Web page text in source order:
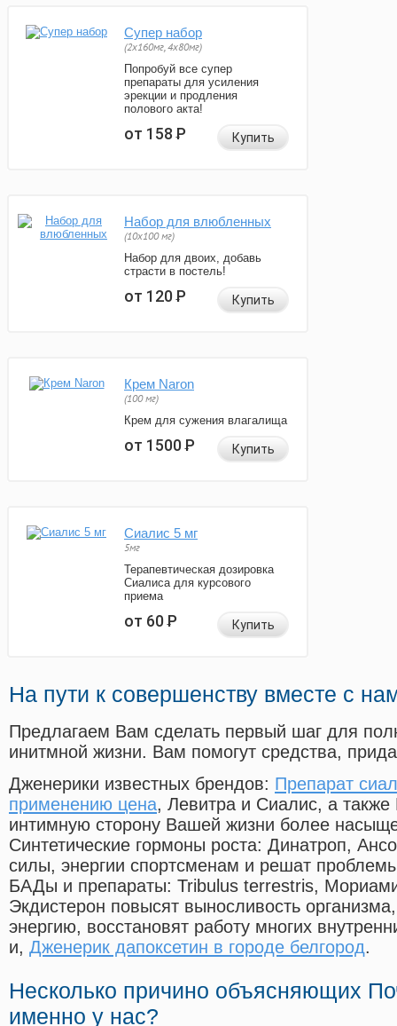
Супер набор
(2х160мг, 4х80мг)
Попробуй все супер
препараты для усиления
эрекции и продления
полового акта!
от 158Р Купить
Набор для влюбленных
(10х100 мг)
Набор для двоих, добавь
страсти в постель!
от 120Р Купить
Крем Naron
(100 мг)
Крем для сужения влагалища
от 1500Р Купить
Сиалис 5 мг
5мг
Терапевтическая дозировка
Сиалиса для курсового
приема
от 60Р Купить
На пути к совершенству вместе с
Предлагаем Вам сделать первый шаг для
инитмной жизни. Вам помогут средства,
Дженерики известных брендов: Препарат
применению цена, Левитра и Сиалис, а также
интимную сторону Вашей жизни более
Синтетические гормоны роста: Динатроп,
силы, энергии спортсменам и решат
БАДы и препараты: Tribulus terrestris,
Экдистерон повысят выносливость
энергию, восстановят работу многих
и, Дженерик дапоксетин в городе белгород.
Несколько причино объясняющих
именно у нас?